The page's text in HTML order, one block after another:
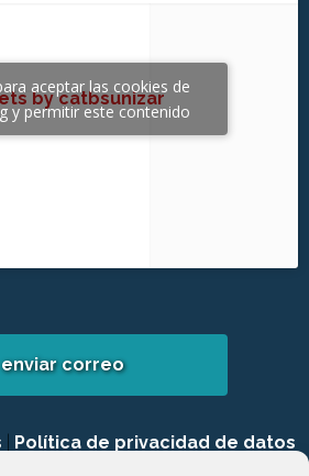
by catbsunizar
aceptar las cookies de
y permitir este contenido
enviar correo
Política de privacidad de datos